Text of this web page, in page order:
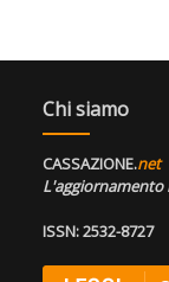
Chi siamo
CASSAZIONE.net
L'aggiornamento
ISSN: 2532-8727